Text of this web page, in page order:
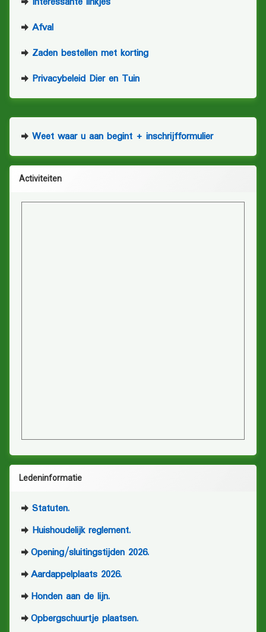
Afval
Zaden bestellen met korting
Privacybeleid Dier en Tuin
Weet waar u aan begint + inschrijfformulier
Activiteiten
Ledeninformatie
Statuten.
Huishoudelijk reglement.
Opening/sluitingstijden 2026.
Aardappelplaats 2026.
Honden aan de lijn.
Opbergschuurtje plaatsen.